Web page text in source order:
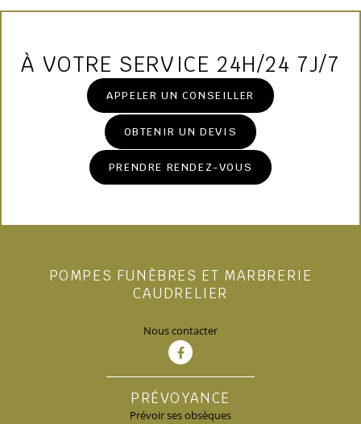
À VOTRE SERVICE 24H/24 7J/7
APPELER UN CONSEILLER
OBTENIR UN DEVIS
PRENDRE RENDEZ-VOUS
POMPES FUNÈBRES ET MARBRERIE
CAUDRELIER
Nous contacter
PRÉVOYANCE
Prévoir ses obsèques